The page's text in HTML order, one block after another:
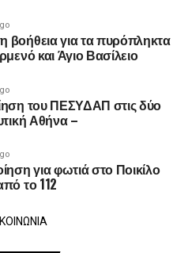
για τα πυρόπληκτα
και Άγιο Βασίλειο
του ΠΕΣΥΔΑΠ στις δύο
Αθήνα –
για φωτιά στο Ποικίλο
το 112